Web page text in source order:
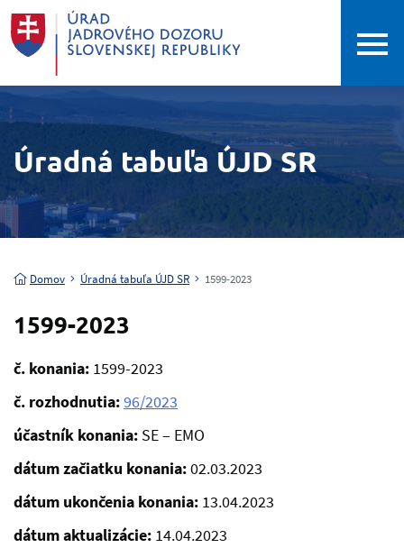
Úradná tabuľa ÚJD SR
Domov Úradná tabuľa ÚJD SR 1599-2023
1599-2023
č. konania: 1599-2023
č. rozhodnutia:96/2023
účastník konania: SE – EMO
dátum začiatku konania:02.03.2023
dátum ukončenia konania: 13.04.2023
dátum aktualizácie: 14.04.2023